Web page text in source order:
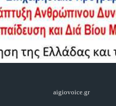
aigiovoice.gr